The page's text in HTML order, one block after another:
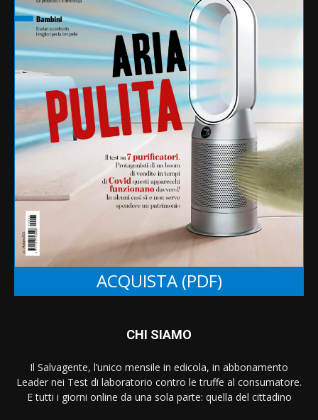
ACQUISTA (PDF)
farmaci francia gas glifosato Greenpeace
inquinamento listeria ministero salute
Monsanto Ogm pasta pesticidi pfas
plastica privacy richiamo ritiro salmonella
salute sicurezza sicurezza alimentare studio
telefonia test tim zucchero
CHI SIAMO
Il Salvagente, l’unico mensile in edicola, in abbonamento
Leader nei Test di laboratorio contro le truffe al consumatore.
E tutti i giorni online da una sola parte: quella del cittadino